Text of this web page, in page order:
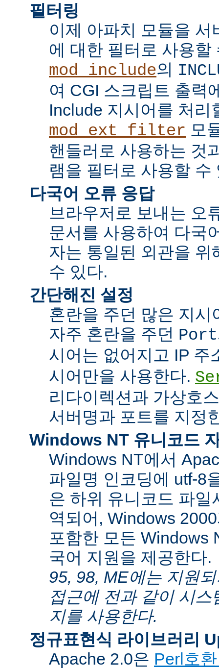
필터링
이제 아파치 모듈을
에 대한 필터로 사용할
mod_include의
여 CGI 스크립트 출력
Include 지시어를 처리
mod_ext_filter 모
핸들러로 사용하는 것
램을 필터로 사용할 수
다국어 오류 응답
브라우저로 보내는 오
문서를 사용하여 다국
자는 통일된 외관을 위
수 있다.
간단해진 설정
혼란을 주던 많은 지시
자주 혼란을 주던 Port
시어는 없어지고 IP 주
시어만을 사용한다.
리다이렉션과 가상호
서버명과 포트를 지정
Windows NT 유니코드
Windows NT에서
파일명 인코딩에 utf-8
은 하위 유니코드 파일
역되어, Windows
포함한 모든 Windows
국어 지원을 제공한다.
95, 98, ME에는 지원
접근에 전과 같이 시
지를 사용한다.
정규표현식 라이브러리
Apache 2.0은 Perl호